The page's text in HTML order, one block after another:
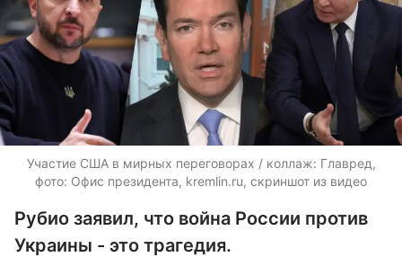
Участие США в мирных переговорах / коллаж: Главред,
фото: Офис президента, kremlin.ru, скриншот из видео
Рубио заявил, что война России против
Украины - это трагедия.